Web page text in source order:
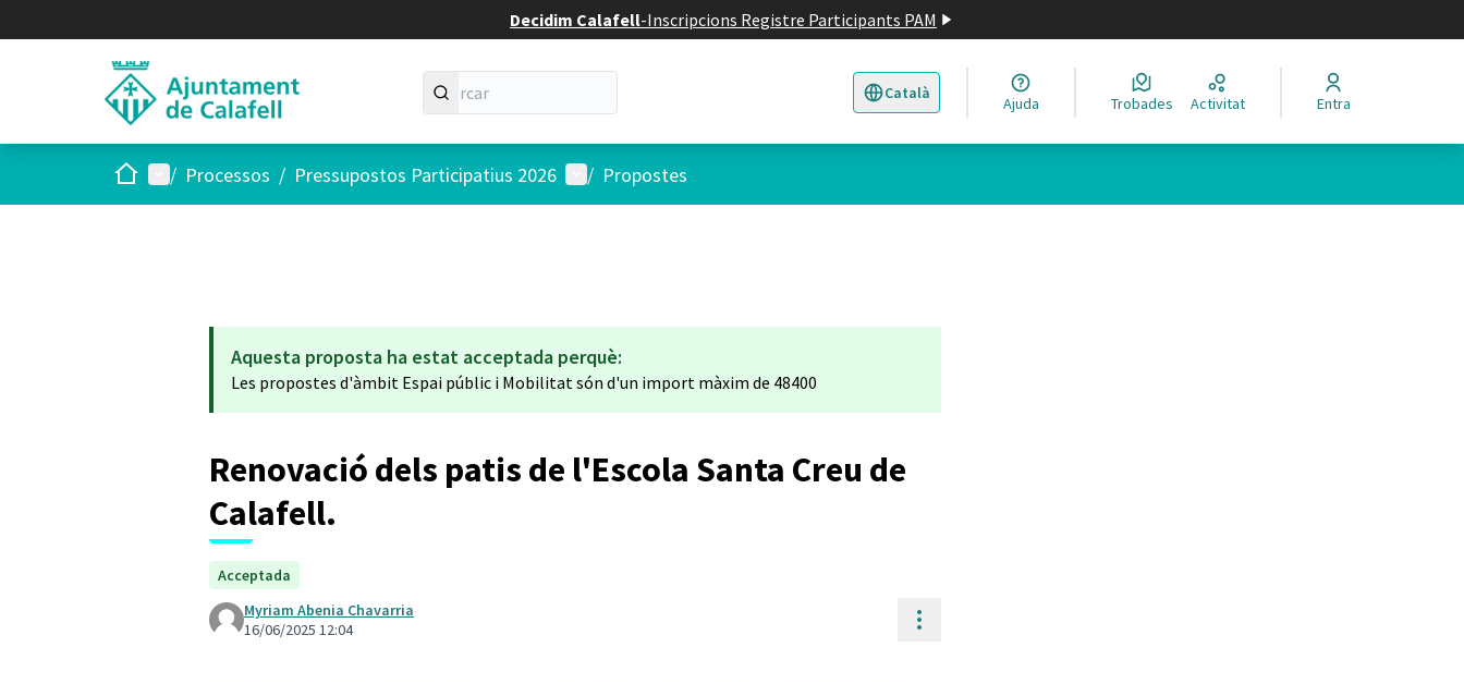
Decidim Calafell-Inscripcions Registre Participants PAM
Català
Triar la llengua Elegir el idioma
Ajuda Trobades Activitat Entra
Inici Menú principal
/ Processos / Pressupostos Participatius 2026 Menú d'usuari
/ Propostes
Aquesta proposta ha estat acceptada perquè:
Les propostes d'àmbit Espai públic i Mobilitat són d'un import màxim de 48400
Renovació dels patis de l'Escola Santa Creu de
Calafell.
Acceptada
Myriam Abenia Chavarria
16/06/2025 12:04
Controls de recursos